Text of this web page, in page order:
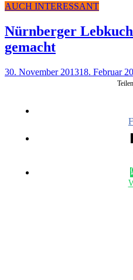
AUCH INTERESSANT
Nürn­ber­ger
gemacht
30. November 201318. Februar